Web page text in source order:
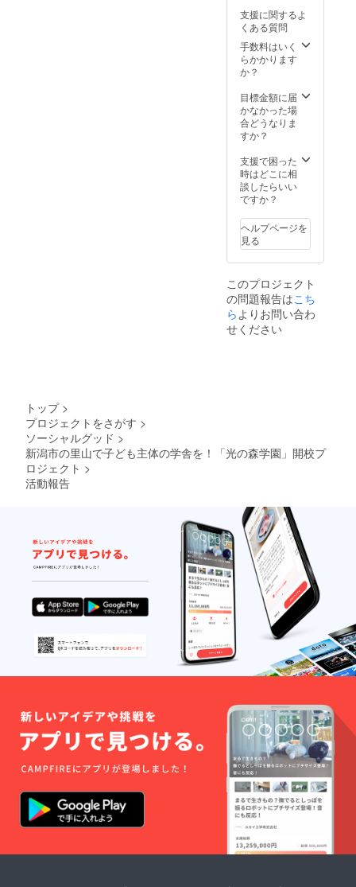
4月から
2026年
3月末ま
で
費：支
援者様
の交通
費や滞
在費は
ご負担
くださ
い。 ・
支援者
連絡方
法：詳
細は
メール
しま
す。 ・
有効期
4月から
2026年
3月末ま
で
たは
「掲載
不要」
とご記
入くだ
【入学
式・学
園祭・
卒業式
て】 ・
日時：
入学式
2025年
園祭
2025年
11月
2026年
3月 ・
場所：
光の森
学園
費：支
援者様
各自で
ご負担
くださ
い。 ・
支援者
様との
連絡方
法：詳
細は
メール
で連絡
しま
す。 ・
有効期
2025年
4月から
2026年
4月末ま
で 【1
日学園
長体験
につい
て】 ・
2025年
4月以
降、支
文字、
ロゴ、
バナー
など支
援者様
望を伺
いなが
ら決定
・注意
掲載氏
名、ロ
ゴやバ
ナーな
像の受
け渡し
につい
ジェク
ト終了
後にお
送りす
るメー
時：
2025年
のご希
望を伺
いなが
ら決定
・場
所：光
の森学
園（新
潟市西
蒲区岩
室） ・
支援者
様の交
通費や3
支援者
様の交
通費や
滞在費
は各自
でご負
担くだ
さい。
・支援
の連絡
方法：
詳細は
支援に関するよ
くある質問
手数料はいく
らかかります
か？
目標金額に届
かなかった場
合どうなりま
すか？
支援で困った
時はどこに相
談したらいい
ですか？
ヘルプページを
見る
このプロジェクト
の問題報告はこち
ら よりお問い合わ
せください
トップ >
プロジェクトをさがす >
ソーシャルグッド >
新潟市の里山で子ども主体の学舎を！「光の森学園」開校プ
ロジェクト >
活動報告